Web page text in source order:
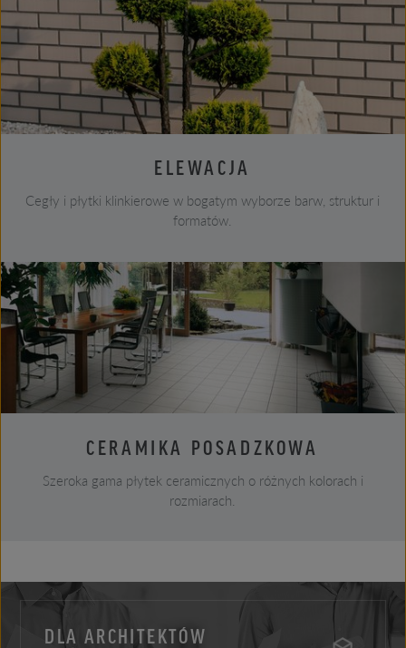
ELEWACJA
Cegły i płytki klinkierowe w bogatym wyborze barw, struktur i
formatów.
CERAMIKA POSADZKOWA
Szeroka gama płytek ceramicznych o różnych kolorach i
rozmiarach.
DLA ARCHITEKTÓW